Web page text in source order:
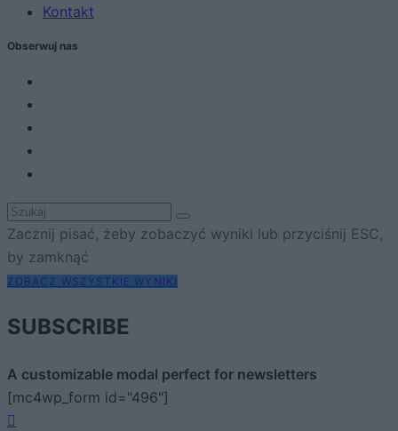
Kontakt
Obserwuj nas
Zacznij pisać, żeby zobaczyć wyniki lub przyciśnij ESC,
by zamknąć
ZOBACZ WSZYSTKIE WYNIKI
SUBSCRIBE
A customizable modal perfect for newsletters
[mc4wp_form id="496"]